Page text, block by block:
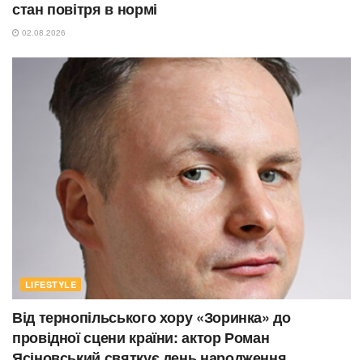
стан повітря в нормі
02.08.2026
LIFESTYLE
Від тернопільського хору «Зоринка» до
провідної сцени країни: актор Роман